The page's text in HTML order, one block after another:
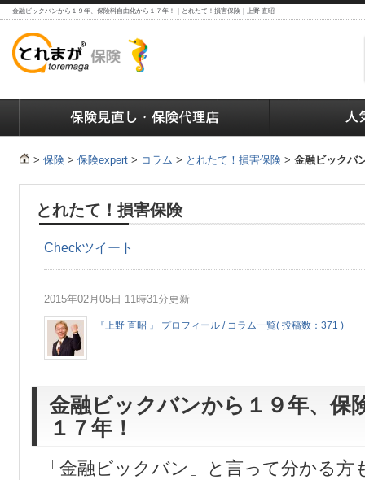
金融ビックバンから１９年、保険料自由化から１７年！｜とれたて！損害保険｜上野 直昭
> 保険 > 保険expert > コラム > とれたて！損害保険 > 金融ビックバ
とれたて！損害保険
Checkツイート
2015年02月05日 11時31分更新
『上野 直昭 』 プロフィール / コラム一覧( 投稿数：371 )
金融ビックバンから１９年、保
１７年！
「金融ビックバン」と言って分かる